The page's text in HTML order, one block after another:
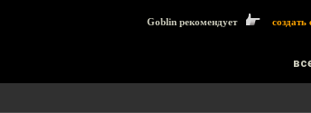
Goblin рекомендует создать